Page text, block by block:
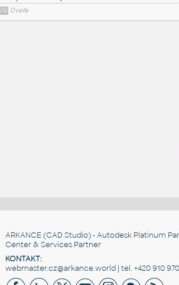
ARKANCE (CAD Studio) - Autodesk Platinum
Center & Services Partner
KONTAKT:
webmaster.cz@arkance.world | tel. +420 910 970